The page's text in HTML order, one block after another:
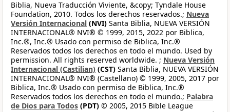
Biblia, Nueva Traducción Viviente, &copy; Tyndale House
Foundation, 2010. Todos los derechos reservados.; Nueva
Versión Internacional (NVI) Santa Biblia, NUEVA VERSIÓN
INTERNACIONAL® NVI® © 1999, 2015, 2022 por Biblica,
Inc.®, Inc.® Usado con permiso de Biblica, Inc.®
Reservados todos los derechos en todo el mundo. Used by
permission. All rights reserved worldwide. ; Nueva Versión
Internacional (Castilian) (CST) Santa Biblia, NUEVA VERSIÓN
INTERNACIONAL® NVI® (Castellano) © 1999, 2005, 2017 por
Biblica, Inc.® Usado con permiso de Biblica, Inc.®
Reservados todos los derechos en todo el mundo.; Palabra
de Dios para Todos (PDT) © 2005, 2015 Bible League